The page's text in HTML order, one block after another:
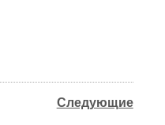
Следующие